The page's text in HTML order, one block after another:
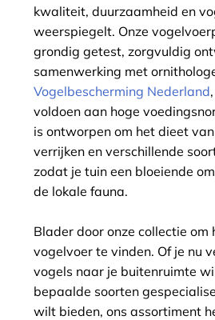
kwaliteit, duurzaamheid en
weerspiegelt. Onze
grondig getest, zorgvuldig
samenwerking met
Vogelbescherming Nederland
voldoen aan hoge
is ontworpen om het dieet
verrijken en verschillende
zodat je tuin een bloeiende
de lokale fauna.
Blader door onze collectie om
vogelvoer te vinden. Of je nu
vogels naar je buitenruimte
bepaalde soorten
wilt bieden, ons assortiment